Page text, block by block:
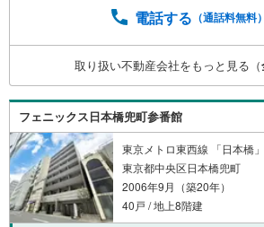
（居住中物件）の手配が必要な場合
案内が可能となりますのでお手数
◆物件のご案内は◆弊社へのご来社
え・最寄駅での待ち合わせ、物件
ち合わせなど、ご希望をお伝えく
伝え頂けましたら、ご見学希望物件
参ります。もちろん他の物件も併せ
きます。
電話する （通話料無料）
取り扱い不動産会社をもっと見る（
フェニックス日本橋兜町参番館
東京メトロ東西線 「日本橋
東京都中央区日本橋兜町
2006年9月（築20年）
40戸 / 地上8階建